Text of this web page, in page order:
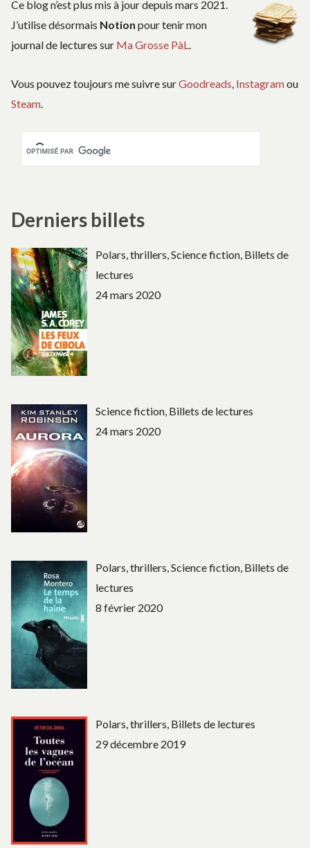
Ce blog n’est plus mis à jour depuis mars 2021.
J’utilise désormais Notion pour tenir mon
journal de lectures sur Ma Grosse PàL.
Vous pouvez toujours me suivre surGoodreads, Instagramou
Steam.
Derniers billets
Polars, thrillers, Science fiction, Billets de
lectures
24 mars 2020
Science fiction, Billets de lectures
24 mars 2020
Polars, thrillers, Science fiction, Billets de
lectures
8 février 2020
Polars, thrillers, Billets de lectures
29 décembre 2019